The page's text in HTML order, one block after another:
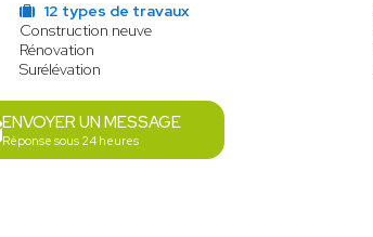
12 types de travaux
Construction neuve
Rénovation
Surélévation
ENVOYER UN MESSAGE
Réponse sous 24 heures